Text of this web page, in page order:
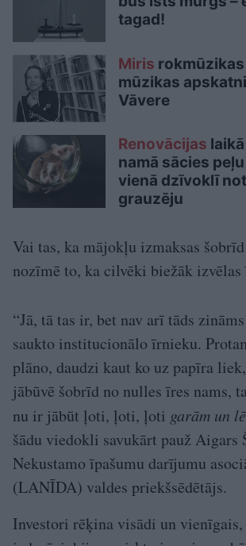
tagad!
Miris
mūzikas
Vāvere
Renovācijas
namā sācies
vienā dzīvoklī
grauzēju
Vai tas, ka mājokļu izmaksas
nozīmē to, ka cilvēki biežāk izvēlas
“Jā, tā tas ir, bet nav arī tāds
saukto institucionālo īrnieku.
plāno, daudzi kaut ko uz papīra
jābūvē šobrīd no nulles īres nams,
nu ir jābūt ļoti, ļoti, ļoti garām un
šādu viedokli savukārt pauž Aigars
Nekustamo īpašumu darījumu
(LANĪDA) valdes priekšsēdētājs.
Investori rēķina visādi un vienīgais,